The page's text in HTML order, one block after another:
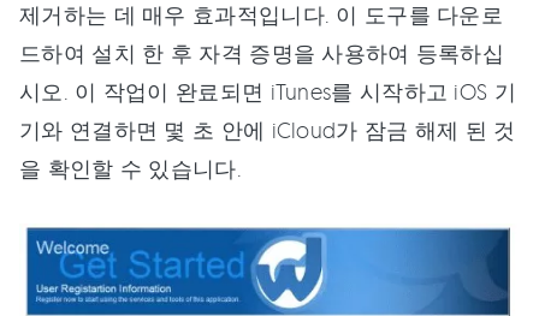
제거하는 데 매우 효과적입니다. 이 도구를 다운로
드하여 설치 한 후 자격 증명을 사용하여 등록하십
시오. 이 작업이 완료되면 iTunes를 시작하고 iOS 기
기와 연결하면 몇 초 안에 iCloud가 잠금 해제 된 것
을 확인할 수 있습니다.